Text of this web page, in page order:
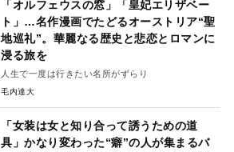
「オルフェウスの窓」「皇妃エリザベー
ト」…名作漫画でたどるオーストリア“聖
地巡礼”。華麗なる歴史と悲恋とロマンに
浸る旅を
人生で一度は行きたい名所がずらり
毛内達大
「女装は女と知り合って誘うための道
具」かなり変わった“癖”の人が集まるバ